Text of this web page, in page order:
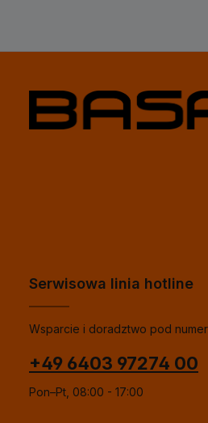
Serwisowa linia hotline
Wsparcie i doradztwo pod
+49 6403 97274 00
Pon–Pt, 08:00 - 17:00